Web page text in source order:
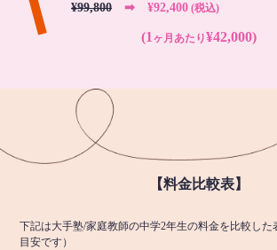
¥99,800 ➡︎ ¥92,400 (税込)
(1 ヶ月あたり¥42,000)
【料金比較表】
下記は大手塾/家庭教師の中学2年生の料金を比較した
目安です）